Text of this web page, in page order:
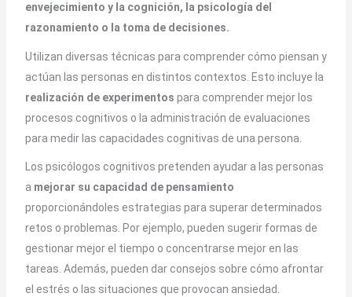
envejecimiento y la cognición, la psicología del
razonamiento o la toma de decisiones.
Utilizan diversas técnicas para comprender cómo piensan y
actúan las personas en distintos contextos. Esto incluye la
realización de experimentos para comprender mejor los
procesos cognitivos o la administración de evaluaciones
para medir las capacidades cognitivas de una persona.
Los psicólogos cognitivos pretenden ayudar a las personas
a mejorar su capacidad de pensamiento
proporcionándoles estrategias para superar determinados
retos o problemas. Por ejemplo, pueden sugerir formas de
gestionar mejor el tiempo o concentrarse mejor en las
tareas. Además, pueden dar consejos sobre cómo afrontar
el estrés o las situaciones que provocan ansiedad.